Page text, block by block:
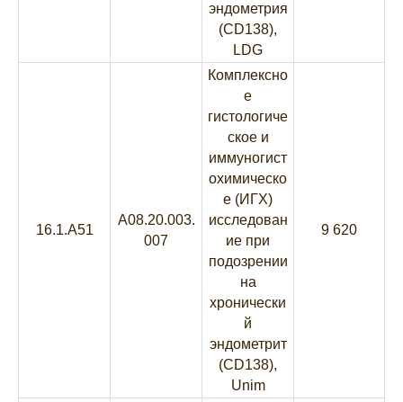
эндометрия
(CD138),
LDG
16.1.A51
A08.20.003.
007
Комплексно
е
гистологиче
ское и
иммуногист
охимическо
е (ИГХ)
исследован
ие при
подозрении
на
хронически
й
эндометрит
(CD138),
Unim
9 620